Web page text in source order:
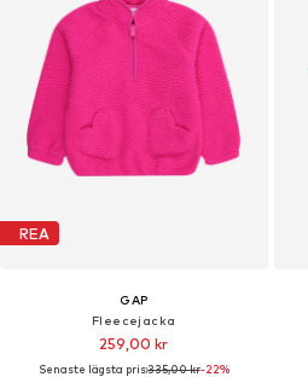
REA
GAP
Fleecejacka
259,00 kr
Senaste lägsta pris:335,00 kr-22%